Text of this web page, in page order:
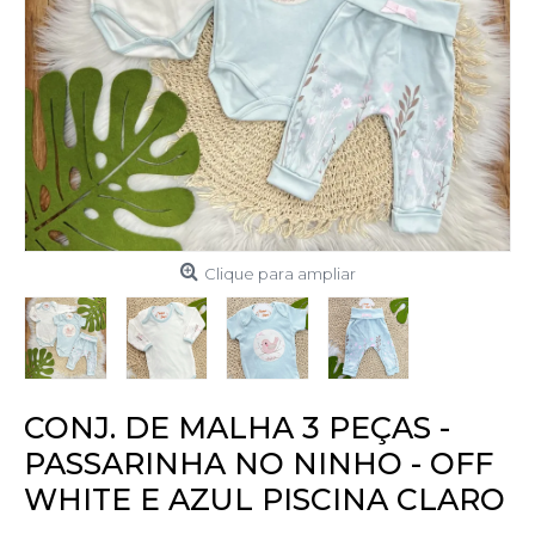
Clique para ampliar
CONJ. DE MALHA 3 PEÇAS -
PASSARINHA NO NINHO - OFF
WHITE E AZUL PISCINA CLARO